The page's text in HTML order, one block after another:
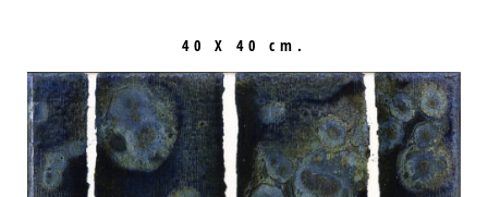
40 X 40 cm.